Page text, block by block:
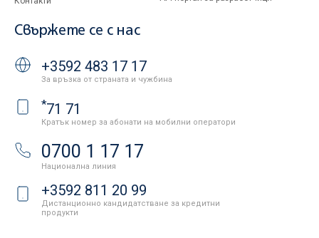
Свържете се с нас
+3592 483 17 17
За връзка от страната и чужбина
*71 71
Кратък номер за абонати на мобилни оператори
0700 1 17 17
Национална линия
+3592 811 20 99
Дистанционно кандидатстване за кредитни
продукти